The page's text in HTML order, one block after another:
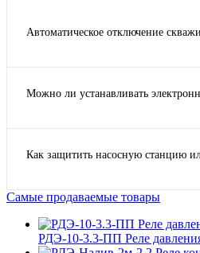
Автоматическое отключение
Можно ли устанавливать
Как защитить насосную станцию
Самые продаваемые товары
РДЭ-10-3.3-ПП Реле